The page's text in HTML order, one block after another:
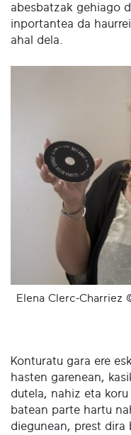
abesbatzak gehiago
inportantea da
ahal dela.
Elena Clerc-Charriez
Konturatu gara ere
hasten garenean,
dutela, nahiz eta
batean parte hartu
diegunean, prest dira